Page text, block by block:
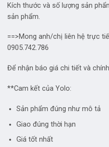
Kích thước và số lượng sản
sản phẩm.
==>Mong anh/chị liên hệ trực
0905.742.786
Để nhận báo giá chi tiết và
**Cam kết của Yolo:
Sản phẩm đúng như mô tả
Giao đúng thời hạn
Giá tốt nhất